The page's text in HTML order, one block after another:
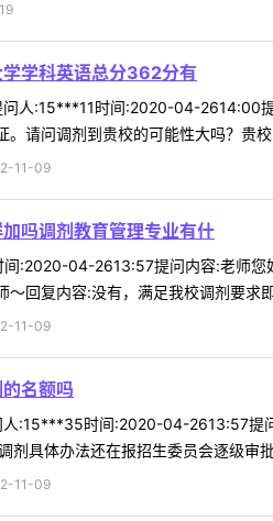
学科英语总分362分有
人:15***11时间:2020-04-2614:00
请问调剂到贵校的可能性大吗？贵
11-09
吗调剂教育管理专业有什
:2020-04-2613:57提问内容:老师您
回复内容:没有，满足我校调剂要求
11-09
名额吗
:15***35时间:2020-04-2613:57提
剂具体办法还在报招生委员会逐级审
11-09